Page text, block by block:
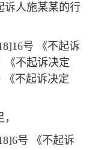
诉人施某某的行
号 《不起诉
《不起诉决定
《不起诉决定
号 《不起诉